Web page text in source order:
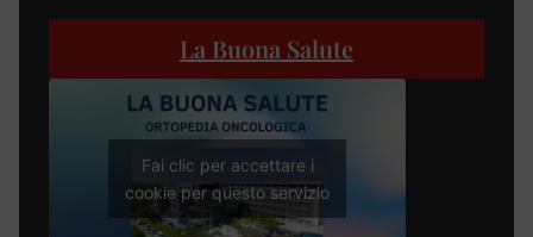
La Buona Salute
Fai clic per accettare i
cookie per questo servizio